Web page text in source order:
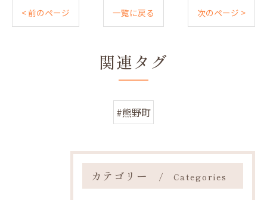
< 前のページ 一覧に戻る 次のページ >
関連タグ
#熊野町
カテゴリー Categories